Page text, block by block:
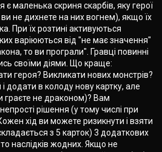
є маленька скриня скарбів, яку герої
не дихнете на них вогнем), якщо їх
При їх розтині активуються
варіюються від "не має значення"
то ви програли". Гравці повинні
своїми діями. Що краще:
героя? Викликати нових монстрів?
додати в колоду нову картку, але
граєте не драконом)? Вам
рішення (у тому числі при
хід ви можете ризикнути і взяти
з 5 карток) 3 додаткових
наслідків жодних. Якщо не